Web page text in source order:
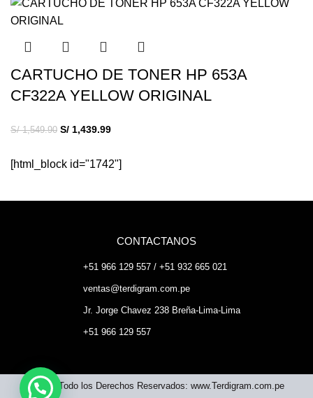
CARTUCHO DE TONER HP 653A
CF322A YELLOW ORIGINAL
S/1,549.90 S/ 1,439.99
[html_block id="1742"]
CONTACTANOS
+51 966 129 557 / +51 932 665 021
ventas@terdigram.com.pe
Jr. Jorge Chavez 238 Breña-Lima-Lima
+51 966 129 557
©2023 Todo los Derechos Reservados: www.Terdigram.com.pe